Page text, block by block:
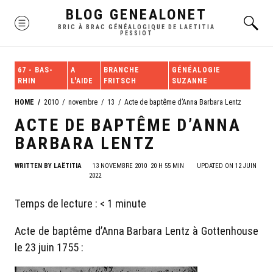
MENU BLOG GENEALONET
BRIC À BRAC GÉNÉALOGIQUE DE LAETITIA
PESSIOT
67 - BAS-
RHIN
A
L'AIDE
BRANCHE
FRITSCH
GÉNÉALOGIE
SUZANNE
HOME 2010 novembre 13 Acte de baptême d’Anna Barbara Lentz
ACTE DE BAPTÊME D’ANNA
BARBARA LENTZ
WRITTEN BY LAËTITIA 13 NOVEMBRE 2010 20 H 55 MIN
UPDATED ON 12 JUIN
2022
Temps de lecture : < 1 minute
Acte de baptême d’Anna Barbara Lentz à Gottenhouse
le 23 juin 1755 :